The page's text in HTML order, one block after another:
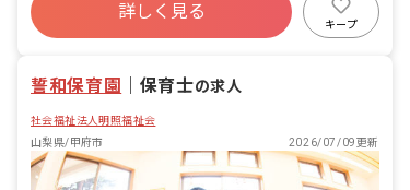
詳しく見る
キープ
誓和保育園 保育士の求人
社会福祉法人明照福祉会
山梨県/甲府市
2026/07/09更新